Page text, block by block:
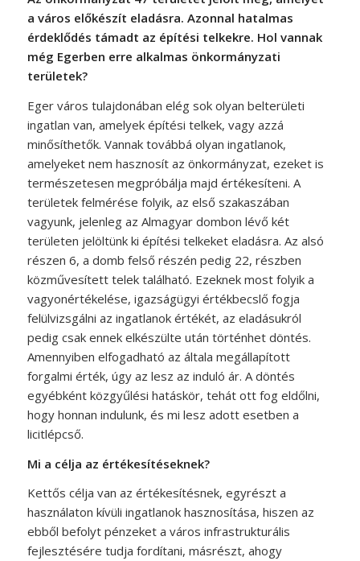
a város előkészít eladásra. Azonnal hatalmas
érdeklődés támadt az építési telkekre. Hol vannak
még Egerben erre alkalmas önkormányzati
területek?
Eger város tulajdonában elég sok olyan belterületi
ingatlan van, amelyek építési telkek, vagy azzá
minősíthetők. Vannak továbbá olyan ingatlanok,
amelyeket nem hasznosít az önkormányzat, ezeket is
természetesen megpróbálja majd értékesíteni. A
területek felmérése folyik, az első szakaszában
vagyunk, jelenleg az Almagyar dombon lévő két
területen jelöltünk ki építési telkeket eladásra. Az alsó
részen 6, a domb felső részén pedig 22, részben
közművesített telek található. Ezeknek most folyik a
vagyonértékelése, igazságügyi értékbecslő fogja
felülvizsgálni az ingatlanok értékét, az eladásukról
pedig csak ennek elkészülte után történhet döntés.
Amennyiben elfogadható az általa megállapított
forgalmi érték, úgy az lesz az induló ár. A döntés
egyébként közgyűlési hatáskör, tehát ott fog eldőlni,
hogy honnan indulunk, és mi lesz adott esetben a
licitlépcső.
Mi a célja az értékesítéseknek?
Kettős célja van az értékesítésnek, egyrészt a
használaton kívüli ingatlanok hasznosítása, hiszen az
ebből befolyt pénzeket a város infrastrukturális
fejlesztésére tudja fordítani, másrészt, ahogy